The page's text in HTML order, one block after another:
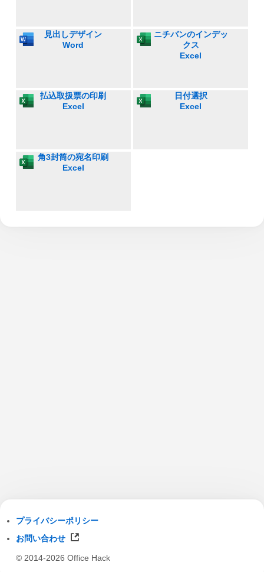
見出しデザイン
Word
ニチバンのインデッ
クス
Excel
払込取扱票の印刷
Excel
日付選択
Excel
角3封筒の宛名印刷
Excel
プライバシーポリシー
お問い合わせ
© 2014-2026 Office Hack